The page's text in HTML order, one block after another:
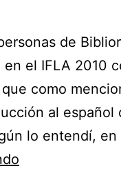
de
el IFLA 2010
como
al español
lo entendí, en